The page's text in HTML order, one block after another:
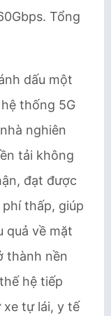
Tổng
dấu một
thống 5G
nghiên
tải không
đạt được
thấp, giúp
quả về mặt
thành nền
hệ tiếp
tự lái, y tế